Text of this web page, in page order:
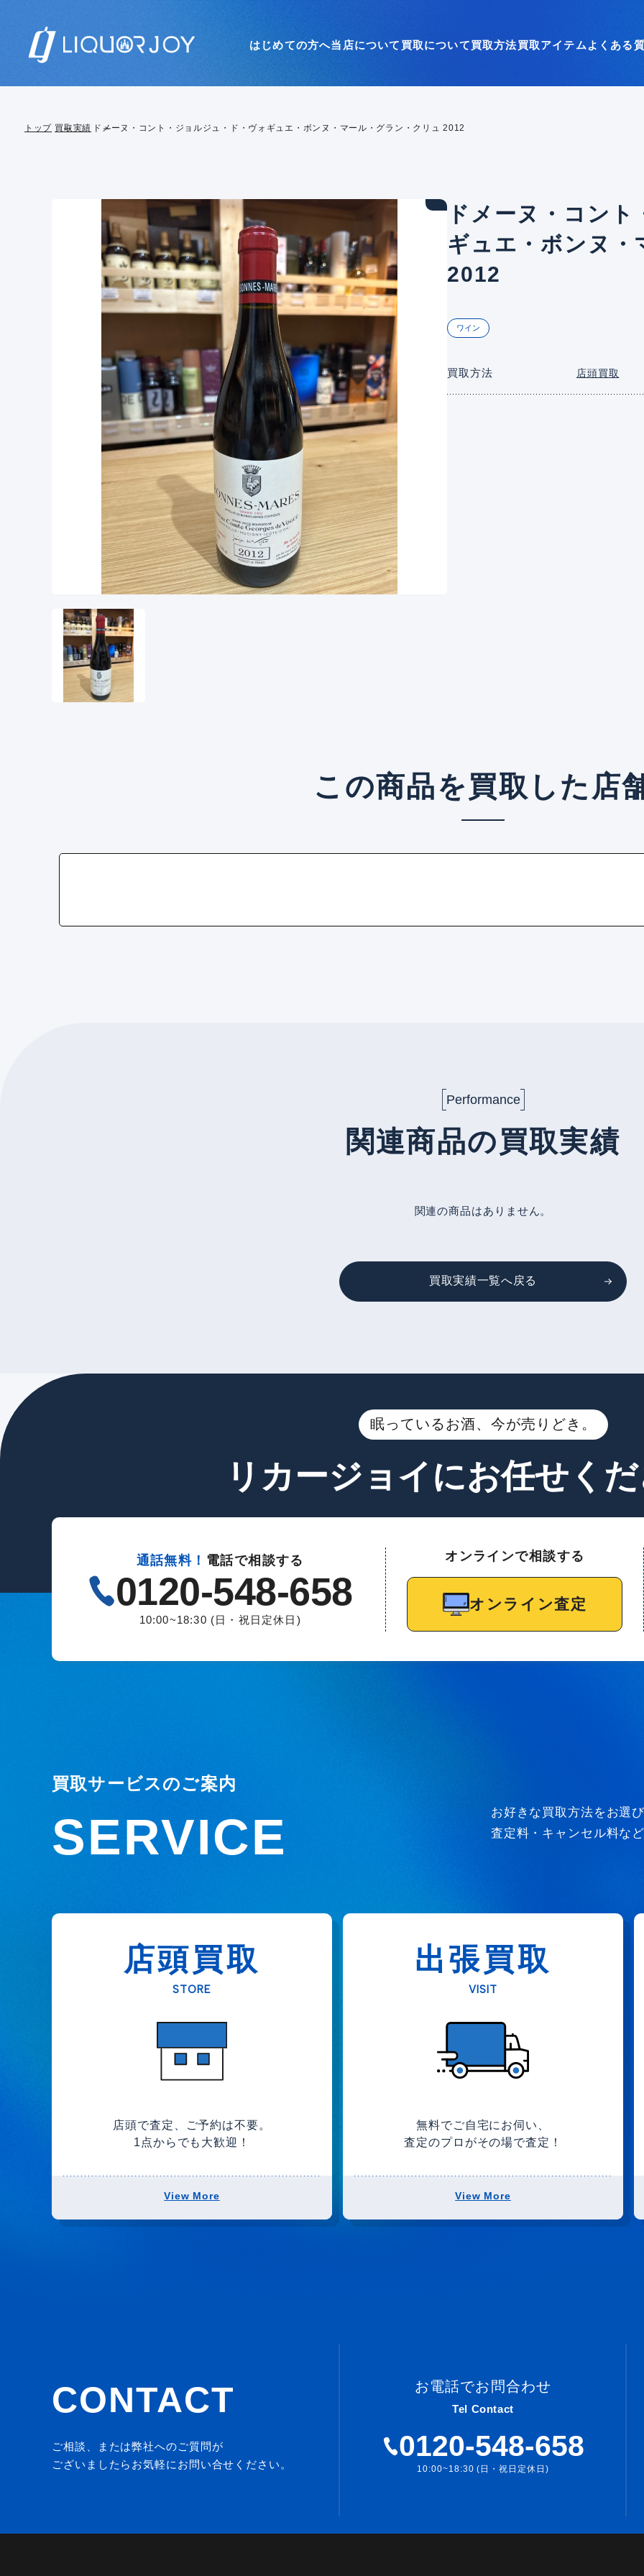
はじめての方へ当店について 買取について買取方法買取アイテム よくある
トップ 買取実績 ドメーヌ・コント・ジョルジュ・ド・ヴォギュエ・ボンヌ・マール・グラン・クリュ 2012
ドメーヌ・コン
ギュエ・ボンヌ・
2012
ワイン
買取方法 店頭買取
この商品を買取した店
Performance
関連商品の買取実績
関連の商品はありません。
買取実績一覧へ戻る
眠っているお酒、今が売りどき。
リカージョイにお任せく
通話無料！ 電話で相談する
0120-548-658
10:00~18:30 (日・祝日定休日)
オンラインで相談する
オンライン査定
買取サービスのご案内
SERVICE
お好きな買取方法をお選
査定料・キャンセル料な
店頭買取
STORE
店頭で査定、ご予約は不要。
1点からでも大歓迎！
View More
出張買取
VISIT
無料でご自宅にお伺い、
査定のプロがその場で査定！
View More
CONTACT
ご相談、または弊社へのご質問が
ございましたらお気軽にお問い合せください。
お電話でお問合わせ
Tel Contact
0120-548-658
10:00~18:30 (日・祝日定休日)